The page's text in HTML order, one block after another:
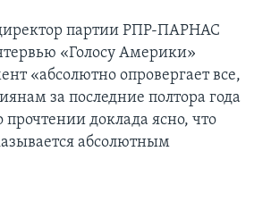
партии РПР-ПАРНАС
«Голосу Америки»
«абсолютно опровергает все,
за последние полтора года
прочтении доклада ясно, что
абсолютным